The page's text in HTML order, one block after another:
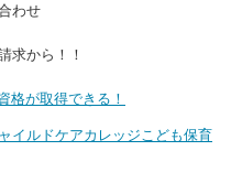
せ
求から！！
格が取得できる！
イルドケアカレッジこども保育